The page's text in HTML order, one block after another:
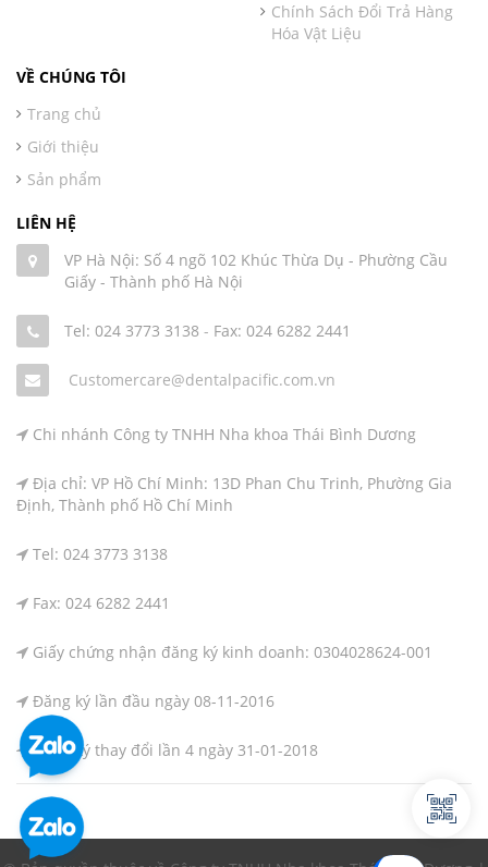
Chính Sách Đổi Trả Hàng
Hóa Vật Liệu
VỀ CHÚNG TÔI
Trang chủ
Giới thiệu
Sản phẩm
LIÊN HỆ
VP Hà Nội: Số 4 ngõ 102 Khúc Thừa Dụ - Phường Cầu
Giấy - Thành phố Hà Nội
Tel: 024 3773 3138 - Fax: 024 6282 2441
Customercare@dentalpacific.com.vn
Chi nhánh Công ty TNHH Nha khoa Thái Bình Dương
Địa chỉ: VP Hồ Chí Minh: 13D Phan Chu Trinh, Phường Gia
Định, Thành phố Hồ Chí Minh
Tel: 024 3773 3138
Fax: 024 6282 2441
Giấy chứng nhận đăng ký kinh doanh: 0304028624-001
Đăng ký lần đầu ngày 08-11-2016
Đăng ký thay đổi lần 4 ngày 31-01-2018